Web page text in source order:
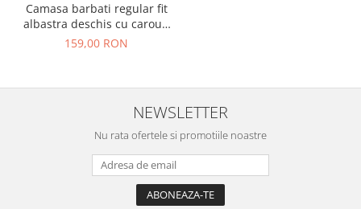
Camasa barbati regular fit
albastra deschis cu carouri
verzi si albe
159,00 RON
NEWSLETTER
Nu rata ofertele si promotiile noastre